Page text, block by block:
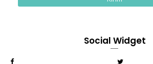
Social Widget